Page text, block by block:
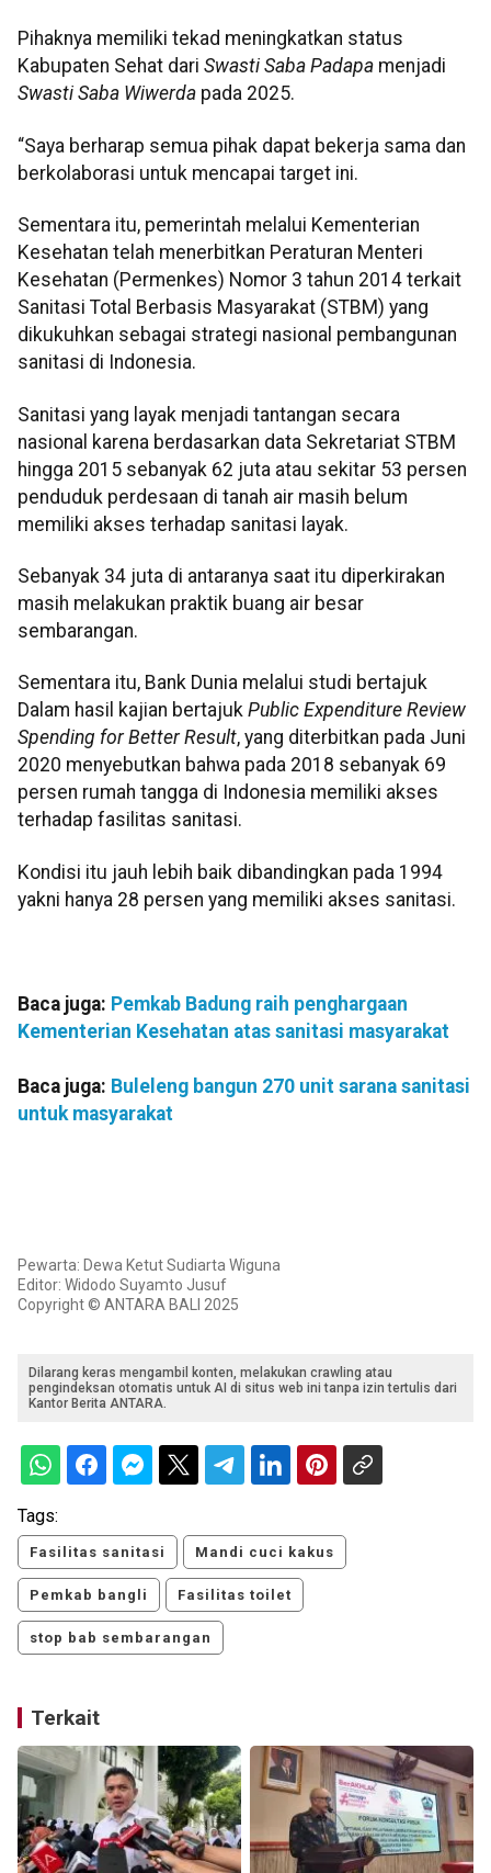
Pihaknya memiliki tekad meningkatkan status
Kabupaten Sehat dari Swasti Saba Padapa menjadi
Swasti Saba Wiwerda pada 2025.
“Saya berharap semua pihak dapat bekerja sama dan
berkolaborasi untuk mencapai target ini.
Sementara itu, pemerintah melalui Kementerian
Kesehatan telah menerbitkan Peraturan Menteri
Kesehatan (Permenkes) Nomor 3 tahun 2014 terkait
Sanitasi Total Berbasis Masyarakat (STBM) yang
dikukuhkan sebagai strategi nasional pembangunan
sanitasi di Indonesia.
Sanitasi yang layak menjadi tantangan secara
nasional karena berdasarkan data Sekretariat STBM
hingga 2015 sebanyak 62 juta atau sekitar 53 persen
penduduk perdesaan di tanah air masih belum
memiliki akses terhadap sanitasi layak.
Sebanyak 34 juta di antaranya saat itu diperkirakan
masih melakukan praktik buang air besar
sembarangan.
Sementara itu, Bank Dunia melalui studi bertajuk
Dalam hasil kajian bertajuk Public Expenditure Review
Spending for Better Result, yang diterbitkan pada Juni
2020 menyebutkan bahwa pada 2018 sebanyak 69
persen rumah tangga di Indonesia memiliki akses
terhadap fasilitas sanitasi.
Kondisi itu jauh lebih baik dibandingkan pada 1994
yakni hanya 28 persen yang memiliki akses sanitasi.
Baca juga: Pemkab Badung raih penghargaan
Kementerian Kesehatan atas sanitasi masyarakat
Baca juga: Buleleng bangun 270 unit sarana sanitasi
untuk masyarakat
Pewarta: Dewa Ketut Sudiarta Wiguna
Editor: Widodo Suyamto Jusuf
Copyright © ANTARA BALI 2025
Dilarang keras mengambil konten, melakukan crawling atau
pengindeksan otomatis untuk AI di situs web ini tanpa izin tertulis dari
Kantor Berita ANTARA.
Tags:
Fasilitas sanitasi Mandi cuci kakus
Pemkab bangli Fasilitas toilet
stop bab sembarangan
Terkait